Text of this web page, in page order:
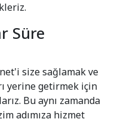
Süre
size sağlamak ve
yerine getirmek için
Bu aynı zamanda
adımıza hizmet